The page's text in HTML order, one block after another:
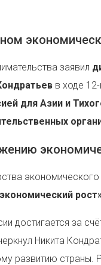
заявил
в ходе
для Азии и
достигается за
Никита
развитию страны.